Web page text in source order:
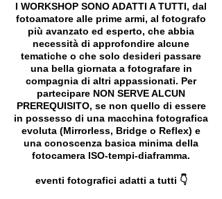
I WORKSHOP SONO ADATTI A TUTTI, dal
fotoamatore alle prime armi, al fotografo
più avanzato ed esperto, che abbia
necessità di approfondire alcune
tematiche o che solo desideri passare
una bella giornata a fotografare in
compagnia di altri appassionati. Per
partecipare NON SERVE ALCUN
PREREQUISITO, se non quello di essere
in possesso di una macchina fotografica
evoluta (Mirrorless, Bridge o Reflex) e
una conoscenza basica minima della
fotocamera ISO-tempi-diaframma.
eventi fotografici adatti a tutti 👇